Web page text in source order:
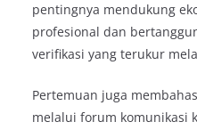
pentingnya mendukung
profesional dan
verifikasi yang terukur
Pertemuan juga
melalui forum komunikasi